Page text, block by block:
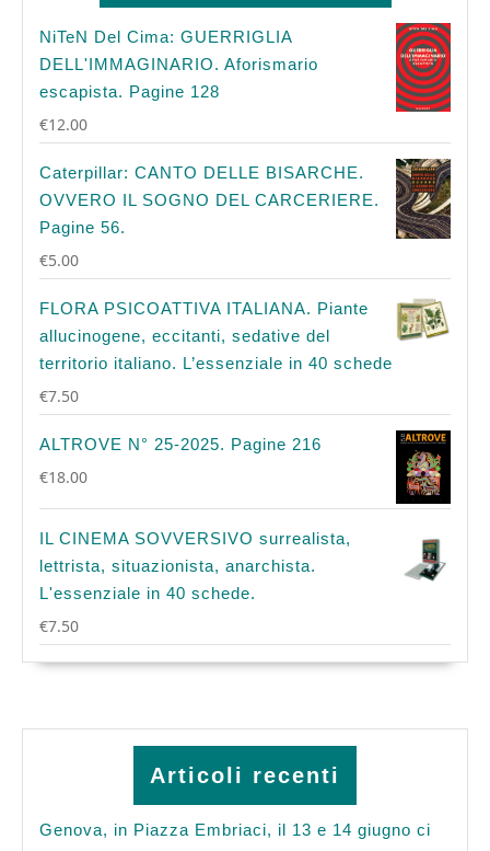
NiTeN Del Cima: GUERRIGLIA
DELL'IMMAGINARIO. Aforismario
escapista. Pagine 128
€12.00
Caterpillar: CANTO DELLE BISARCHE.
OVVERO IL SOGNO DEL CARCERIERE.
Pagine 56.
€5.00
FLORA PSICOATTIVA ITALIANA. Piante
allucinogene, eccitanti, sedative del
territorio italiano. L’essenziale in 40 schede
€7.50
ALTROVE N° 25-2025. Pagine 216
€18.00
IL CINEMA SOVVERSIVO surrealista,
lettrista, situazionista, anarchista.
L'essenziale in 40 schede.
€7.50
Articoli recenti
Genova, in Piazza Embriaci, il 13 e 14 giugno ci